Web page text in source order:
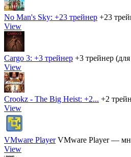
No Man's Sky: +23 трейнер +23
View
Cargo 3: +3 трейнер +3 трейнер
View
Crookz - The Big Heist: +2... +2
View
VMware Player VMware Player —
View